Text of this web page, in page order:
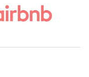
villa bevindt
wij hielden
heeft een